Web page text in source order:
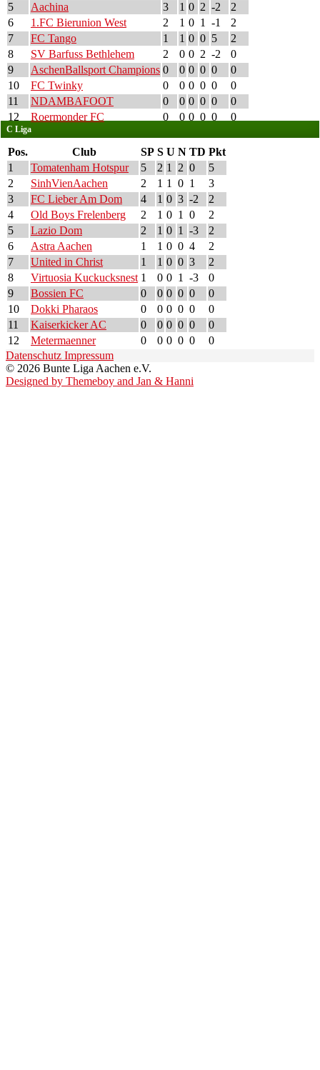
5
Aachina 3 1 0 2 -2
2
6
1.FC Bierunion West 2 1 0 1 -1
2
7
FC Tango 1 1 0 0 5
2
8
SV Barfuss Bethlehem 2 0 0 2 -2
0
9
AschenBallsport Champions 0 0 0 0 0
0
10
FC Twinky 0 0 0 0 0
0
11
NDAMBAFOOT 0 0 0 0 0
0
12
Roermonder FC 0 0 0 0 0 0
C Liga
Pos. Club SP S U N TD Pkt
1
Tomatenham Hotspur 5 2 1 2 0
5
2
SinhVienAachen 2 1 1 0 1
3
3
FC Lieber Am Dom 4 1 0 3 -2
2
4
Old Boys Frelenberg 2 1 0 1 0
2
5
Lazio Dom 2 1 0 1 -3
2
6
Astra Aachen 1 1 0 0 4
2
7
United in Christ 1 1 0 0 3
2
8
Virtuosia Kuckucksnest 1 0 0 1 -3
0
9
Bossien FC 0 0 0 0 0
0
10
Dokki Pharaos 0 0 0 0 0
0
11
Kaiserkicker AC 0 0 0 0 0
0
12
Metermaenner 0 0 0 0 0
0
Datenschutz Impressum
© 2026 Bunte Liga Aachen e.V.
Designed by Themeboy and Jan & Hanni